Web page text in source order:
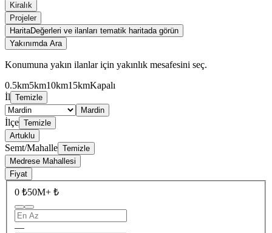
Kiralık
Projeler
HaritaDeğerleri ve ilanları tematik haritada görün
Yakınımda Ara
Konumuna yakın ilanlar için yakınlık mesafesini seç.
0.5km5km10km15kmKapalı
İl Temizle
Mardin
İlçe Temizle
Artuklu
Semt/Mahalle Temizle
Medrese Mahallesi
Fiyat
0 ₺50M+ ₺
—